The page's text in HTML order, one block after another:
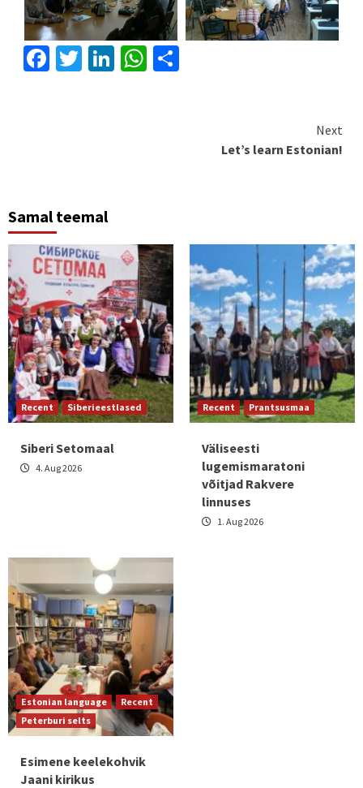
Facebook
Twitter
LinkedIn
WhatsApp
Next
Let’s learn Estonian!
Samal teemal
Recent Siberieestlased
Siberi Setomaal
4. Aug 2026
Recent Prantsusmaa
Väliseesti
lugemismaratoni
võitjad Rakvere
linnuses
1. Aug 2026
Estonian language
Recent
Peterburi selts
Esimene keelekohvik
Jaani kirikus